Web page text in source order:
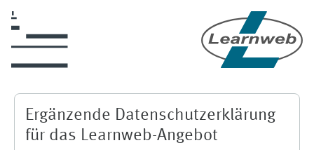
Ergänzende Datenschutzerklärung
für das Learnweb-Angebot